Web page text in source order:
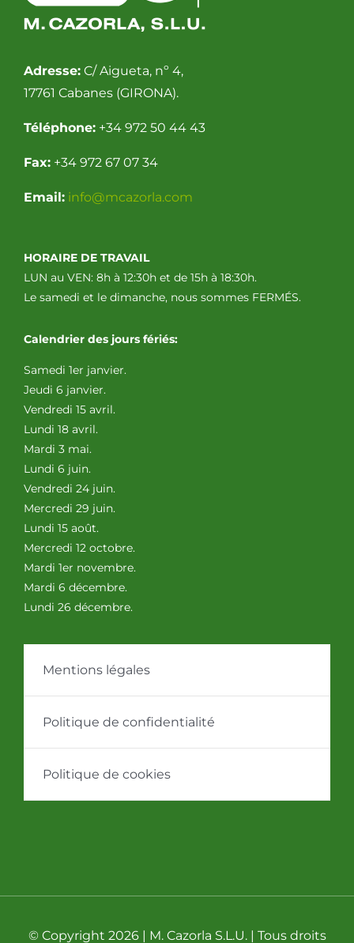
Adresse:C/ Aigueta, nº 4,
17761 Cabanes (GIRONA).
Téléphone:+34 972 50 44 43
Fax:+34 972 67 07 34
Email: info@mcazorla.com
HORAIRE DE TRAVAIL
LUN au VEN: 8h à 12:30h et de 15h à 18:30h.
Le samedi et le dimanche, nous sommes FERMÉS.
Calendrier des jours fériés:
Samedi 1er janvier.
Jeudi 6 janvier.
Vendredi 15 avril.
Lundi 18 avril.
Mardi 3 mai.
Lundi 6 juin.
Vendredi 24 juin.
Mercredi 29 juin.
Lundi 15 août.
Mercredi 12 octobre.
Mardi 1er novembre.
Mardi 6 décembre.
Lundi 26 décembre.
Mentions légales
Politique de confidentialité
Politique de cookies
© Copyright 2026 | M. Cazorla S.L.U. | Tous droits